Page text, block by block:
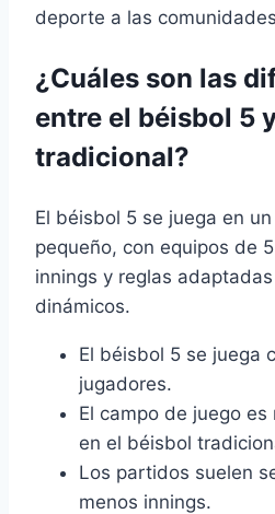
deporte a las
¿Cuáles son las
entre el béisbol 5
tradicional?
El béisbol 5 se juega en
pequeño, con equipos de
innings y reglas
dinámicos.
El béisbol 5 se juega
jugadores.
El campo de juego
en el béisbol
Los partidos suelen
menos innings.